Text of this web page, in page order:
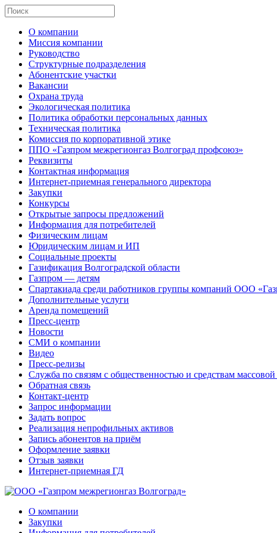
О компании
Миссия компании
Руководство
Структурные подразделения
Абонентские участки
Вакансии
Охрана труда
Экологическая политика
Политика обработки персональных данных
Техническая политика
Комиссия по корпоративной этике
ППО «Газпром межрегионгаз Волгоград профсоюз»
Реквизиты
Контактная информация
Интернет-приемная генерального директора
Закупки
Конкурсы
Открытые запросы предложений
Информация для потребителей
Физическим лицам
Юридическим лицам и ИП
Социальные проекты
Газификация Волгоградской области
Газпром — детям
Спартакиада среди работников группы компаний ООО
Дополнительные услуги
Аренда помещений
Пресс-центр
Новости
СМИ о компании
Видео
Пресс-релизы
Служба по связям с общественностью и средствам
Обратная связь
Контакт-центр
Запрос информации
Задать вопрос
Реализация непрофильных активов
Запись абонентов на приём
Оформление заявки
Отзыв заявки
Интернет-приемная ГД
О компании
Закупки